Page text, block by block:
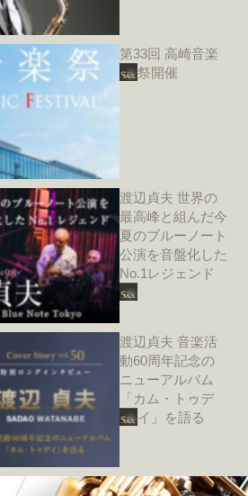
第33回 高崎音楽
祭開催
渡辺貞夫 世界の
最高峰と組んだ今
夏のブルーノート
公演を音盤化した
No.1レジェンド
渡辺貞夫 音楽活
動60周年記念の
ニューアルバム
「カム・トゥデ
イ」を語る